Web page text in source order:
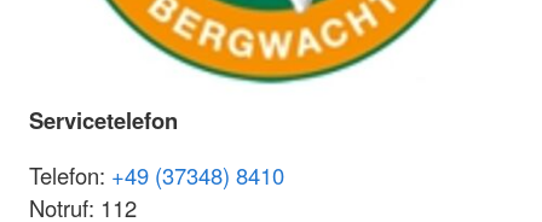
Servicetelefon
Telefon: +49 (37348) 8410
Notruf: 112